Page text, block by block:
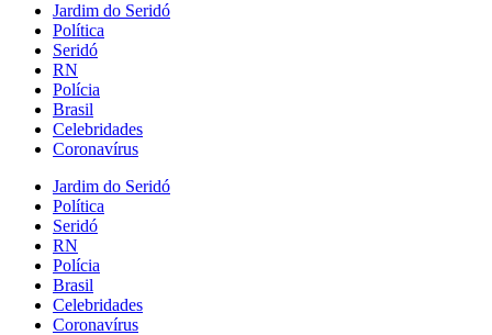
Jardim do Seridó
Política
Seridó
RN
Polícia
Brasil
Celebridades
Coronavírus
Jardim do Seridó
Política
Seridó
RN
Polícia
Brasil
Celebridades
Coronavírus